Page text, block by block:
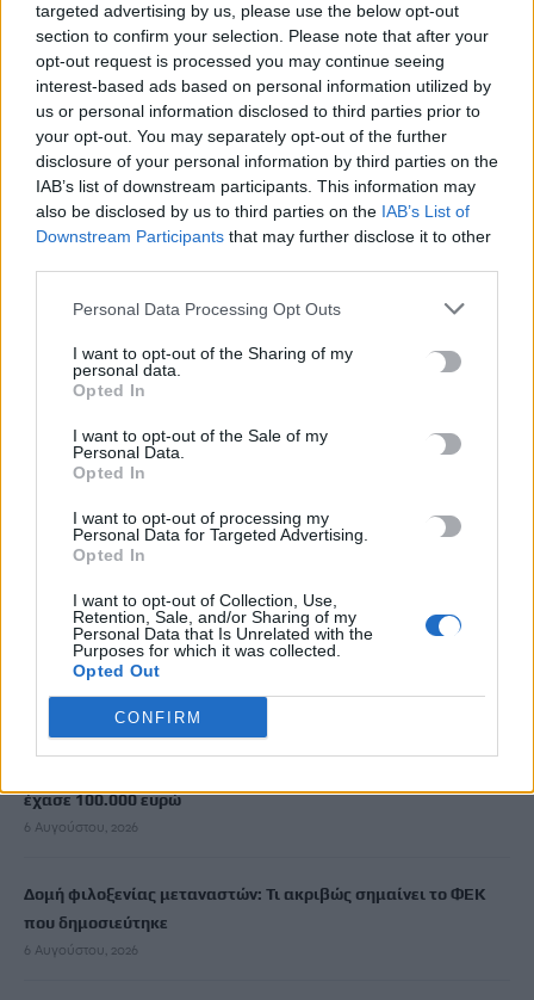
targeted advertising by us, please use the below opt-out
section to confirm your selection. Please note that after your
opt-out request is processed you may continue seeing
interest-based ads based on personal information utilized by
us or personal information disclosed to third parties prior to
your opt-out. You may separately opt-out of the further
disclosure of your personal information by third parties on the
IAB’s list of downstream participants. This information may
also be disclosed by us to third parties on the IAB’s List of
Downstream Participants that may further disclose it to other
Personal Data Processing Opt Outs
I want to opt-out of the Sharing of my
personal data.
Opted In
I want to opt-out of the Sale of my
Personal Data.
Opted In
I want to opt-out of processing my
Personal Data for Targeted Advertising.
Opted In
I want to opt-out of Collection, Use,
Retention, Sale, and/or Sharing of my
Personal Data that Is Unrelated with the
Purposes for which it was collected.
Opted Out
CONFIRM
ΟΙΚΟΝΟΜΙΑ
Ανείσπρακτα ενοίκια: Τα λάθη που
«φουσκώνουν» τον φόρο
Με την ηλεκτρονική υποβολή των φορολογικών δηλώσεων να
ξεκινά φέτος στις 15 Μαρτίου, οι φορολογούμενοι με
ανείσπρακτα ενοίκια το 2024,…
Newsroom 11 Φεβρουαρίου, 2026
ΡΟΗ ΕΙΔΗΣΕΩΝ
Τουρνουά Τορόντο: Εντυπωσιακή πρεμιέρα για τη Μαρία
Σάκκαρη – Προκρίνεται στους «32»
6 Αυγούστου, 2026
επικοινωνίας, είναι θέμα οργάνωσης
6 Αυγούστου, 2026
Συγκλονίζουν οι αποκαλύψεις για τη δολοφονία 4 παιδιών
στη Νέα Υόρκη: Το τελευταίο μήνυμα που έστειλε η μητέρα
στον πρώην σύζυγό της
6 Αυγούστου, 2026
έχασε 100.000 ευρώ
6 Αυγούστου, 2026
Δομή φιλοξενίας μεταναστών: Τι ακριβώς σημαίνει το ΦΕΚ
που δημοσιεύτηκε
6 Αυγούστου, 2026